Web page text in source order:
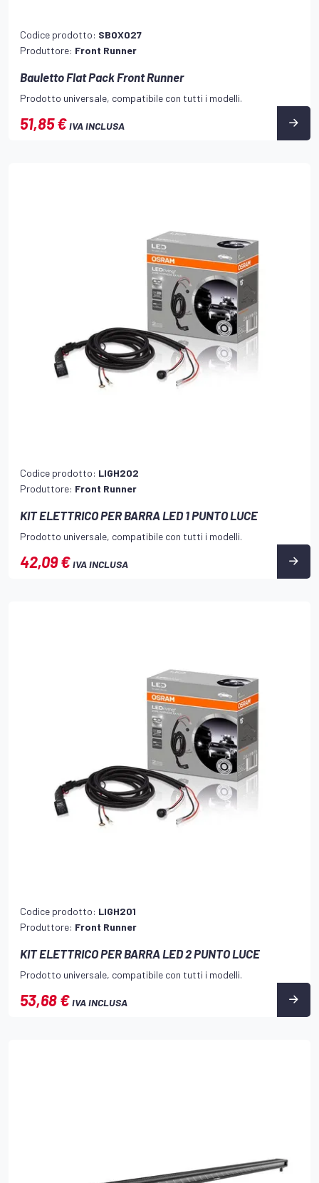
Codice prodotto: SBOX027
Produttore: Front Runner
Bauletto Flat Pack Front Runner
Prodotto universale, compatibile con tutti i modelli.
51,85 €IVA INCLUSA
Codice prodotto: LIGH202
Produttore: Front Runner
KIT ELETTRICO PER BARRA LED 1 PUNTO LUCE
Prodotto universale, compatibile con tutti i modelli.
42,09 €IVA INCLUSA
Codice prodotto: LIGH201
Produttore: Front Runner
KIT ELETTRICO PER BARRA LED 2 PUNTO LUCE
Prodotto universale, compatibile con tutti i modelli.
53,68 €IVA INCLUSA